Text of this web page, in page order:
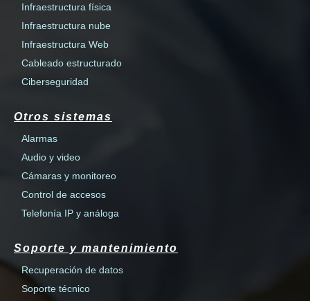
Infraestructura física
Infraestructura nube
Infraestructura Web
Cableado estructurado
Ciberseguridad
Otros sistemas
Alarmas
Audio y video
Cámaras y monitoreo
Control de accesos
Telefonía IP y análoga
Soporte y mantenimiento
Recuperación de datos
Soporte técnico